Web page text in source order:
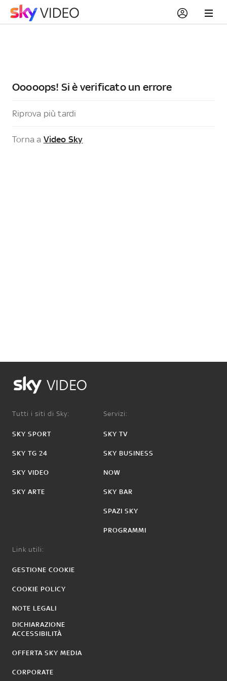
Ooooops! Si è verificato un errore
Riprova più tardi
Torna a Video Sky
VIDEO
Tutti i siti di Sky:
SKY SPORT
SKY TG 24
SKY VIDEO
SKY ARTE
Servizi:
SKY TV
SKY BUSINESS
NOW
SKY BAR
SPAZI SKY
PROGRAMMI
Link utili:
GESTIONE COOKIE
COOKIE POLICY
NOTE LEGALI
DICHIARAZIONE
ACCESSIBILITÀ
OFFERTA SKY MEDIA
CORPORATE